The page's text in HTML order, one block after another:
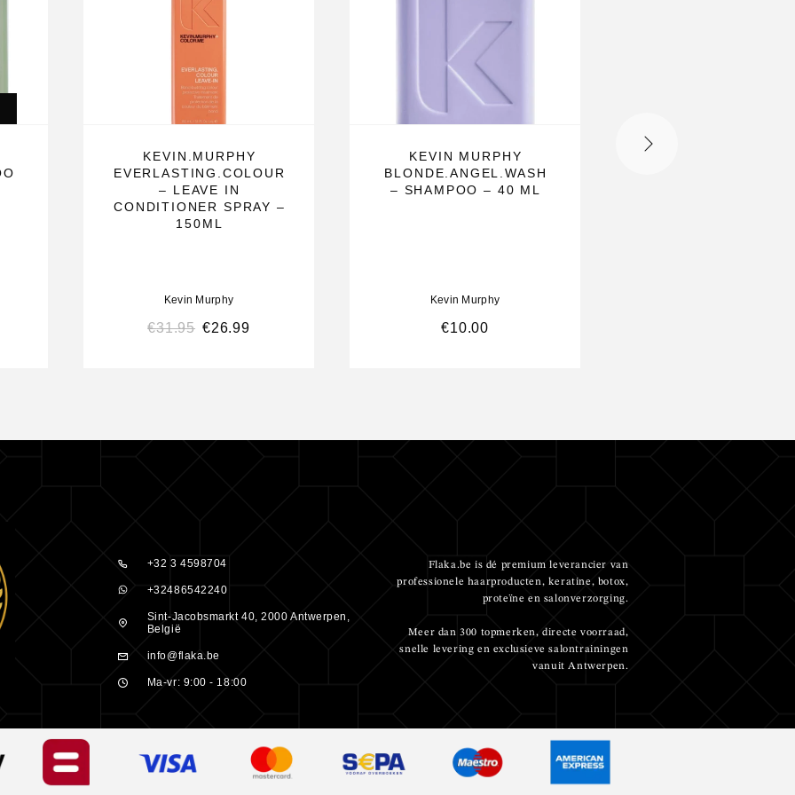
Hold aan
naar wens.
KEVIN.MURPHY
EVERLASTING.COLOUR
– LEAVE IN
CONDITIONER SPRAY –
150ML
Kevin Murphy
€31.95 €26.99
KEVIN MURPHY
BLONDE.ANGEL.WASH
– SHAMPOO – 40 ML
Kevin Murphy
€10.00
KEVIN.MURPHY –
+32 3 4598704
+32486542240
Sint-Jacobsmarkt 40, 2000 Antwerpen,
België
info@flaka.be
Ma-vr: 9:00 - 18:00
Flaka.be is dé premium leverancier van
professionele haarproducten, keratine, botox,
proteïne en salonverzorging.
Meer dan 300 topmerken, directe voorraad,
snelle levering en exclusieve salontrainingen
vanuit Antwerpen.